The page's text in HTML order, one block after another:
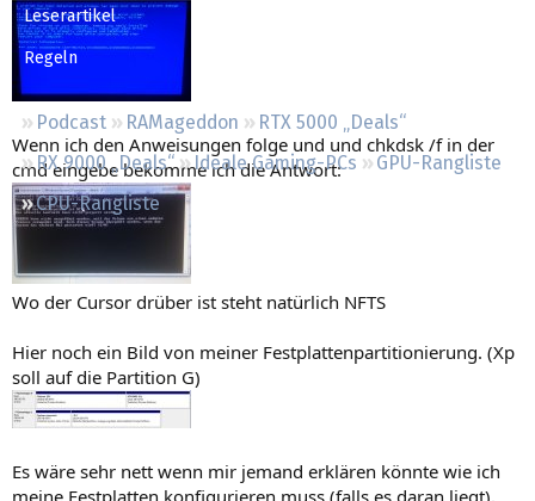
Leserartikel
Regeln
Podcast RAMageddon
RTX 5000 „Deals“
RX 9000 „Deals“
Ideale Gaming-PCs
GPU-Rangliste
CPU-Rangliste
Wenn ich den Anweisungen folge und und chkdsk /f in der
cmd eingebe bekomme ich die Antwort:
Wo der Cursor drüber ist steht natürlich NFTS
Hier noch ein Bild von meiner Festplattenpartitionierung. (Xp
soll auf die Partition G)
Es wäre sehr nett wenn mir jemand erklären könnte wie ich
meine Festplatten konfigurieren muss (falls es daran liegt),